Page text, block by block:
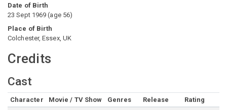
Date of Birth
23 Sept 1969 (age 56)
Place of Birth
Colchester, Essex, UK
Credits
Cast
Character Movie / TV Show Genres Release
Rating